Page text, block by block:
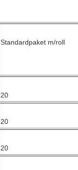
Standardpaket m/roll
20
20
20